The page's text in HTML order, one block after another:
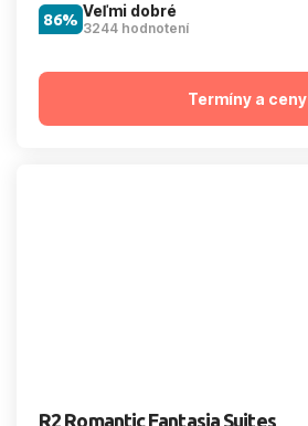
Veľmi dobré
3244 hodnotení
86%
Termíny a ceny
R2 Romantic Fantasia Suites